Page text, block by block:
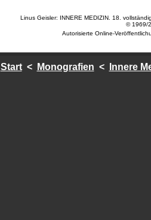
Linus Geisler: INNERE MEDIZIN. 18.
© 1969/
Autorisierte Online-
Start< Monografien < Innere